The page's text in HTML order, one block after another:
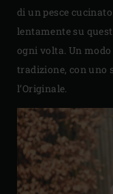
di un pesce
lentamente su
ogni volta. Un
tradizione, con uno
l’Originale.